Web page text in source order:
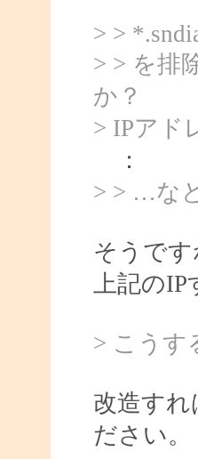
> >
> > を排
か？
> IPアド
：
> > …な
そうで
上記の
> こうす
改造す
ださい。